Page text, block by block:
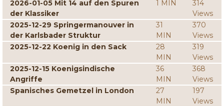
2026-01-05 Mit 14 auf den Spuren
der Klassiker
1 MIN
314
Views
2025-12-29 Springermanouver in
der Karlsbader Struktur
31
MIN
370
Views
2025-12-22 Koenig in den Sack
28
MIN
319
Views
2025-12-15 Koenigsindische
Angriffe
36
MIN
368
Views
Spanisches Gemetzel in London
27
MIN
197
Views